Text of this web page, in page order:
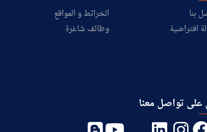
بنا
الخرائط و المواقع
افتراضية
وظائف شاغرة
تواصل معنا